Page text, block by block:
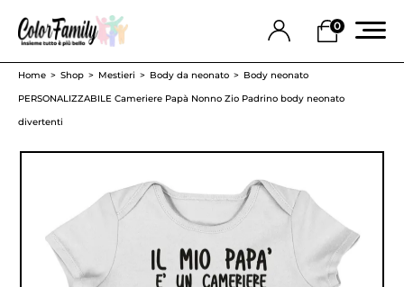
0
Home Shop Mestieri Body da neonato
Body neonato
PERSONALIZZABILE Cameriere Papà Nonno Zio Padrino body neonato
divertenti